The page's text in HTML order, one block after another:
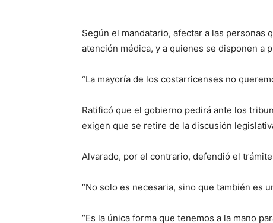
Según el mandatario, afectar a las personas
atención médica, y a quienes se disponen a
“La mayoría de los costarricenses no
Ratificó que el gobierno pedirá ante los
exigen que se retire de la discusión
Alvarado, por el contrario, defendió el
“No solo es necesaria, sino que también es
“Es la única forma que tenemos a la mano